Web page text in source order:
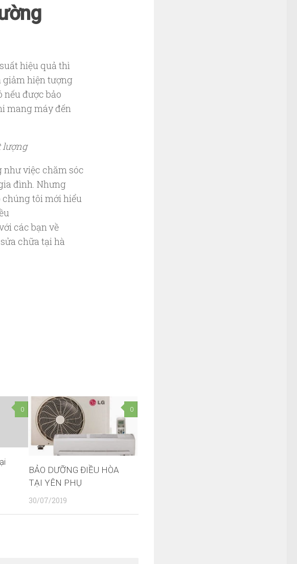
hiệu quả thì
giảm hiện tượng
nếu được bảo
mang máy đến
lượng
như việc chăm sóc
đình. Nhưng
tôi mới hiểu
các bạn về
chữa tại hà
0 0
BẢO DƯỠNG ĐIỀU HÒA
TẠI YÊN PHỤ
30/07/2019